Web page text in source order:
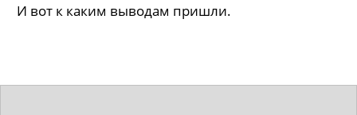
И вот к каким выводам пришли.